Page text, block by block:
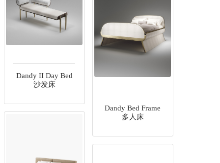
Dandy II Day Bed
沙发床
Dandy Bed Frame
多人床